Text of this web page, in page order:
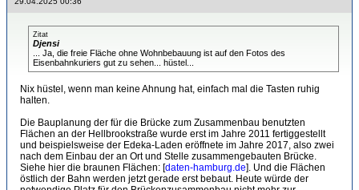
Zitat
Djensi
... Ja, die freie Fläche ohne Wohnbebauung ist auf den Fotos des
Eisenbahnkuriers gut zu sehen... hüstel...
Nix hüstel, wenn man keine Ahnung hat, einfach mal die Tasten ruhig
halten.
Die Bauplanung der für die Brücke zum Zusammenbau benutzten
Flächen an der Hellbrookstraße wurde erst im Jahre 2011 fertiggestellt
und beispielsweise der Edeka-Laden eröffnete im Jahre 2017, also zwei
nach dem Einbau der an Ort und Stelle zusammengebauten Brücke.
Siehe hier die braunen Flächen: [daten-hamburg.de]. Und die Flächen
östlich der Bahn werden jetzt gerade erst bebaut. Heute würde der